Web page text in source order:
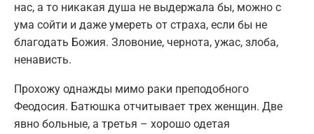
нас, а то никакая душа не выдержала бы, можно с
ума сойти и даже умереть от страха, если бы не
благодать Божия. Зловоние, чернота, ужас, злоба,
ненависть.
Прохожу однажды мимо раки преподобного
Феодосия. Батюшка отчитывает трех женщин. Две
явно больные, а третья – хорошо одетая